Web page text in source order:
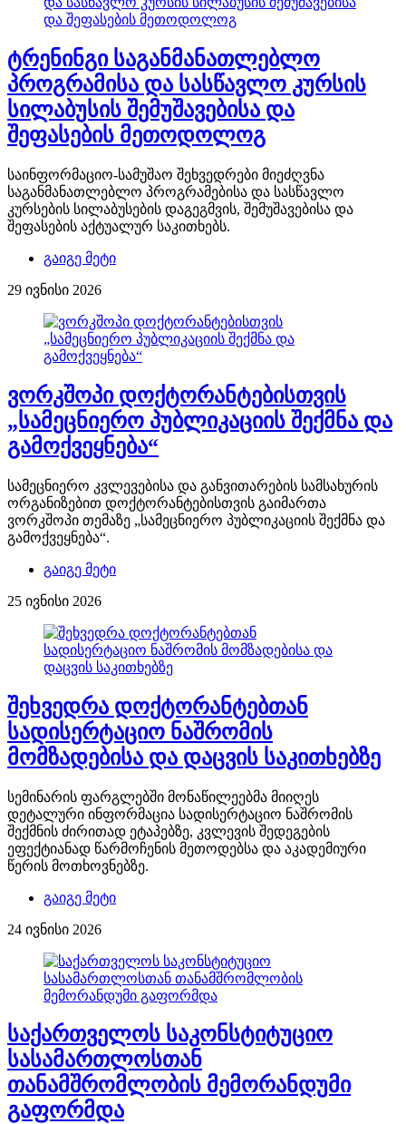
ტრენინგი საგანმანათლებლო
პროგრამისა და სასწავლო კურსის
სილაბუსის შემუშავებისა და
შეფასების მეთოდოლოგ
საინფორმაციო-სამუშაო შეხვედრები მიეძღვნა
საგანმანათლებლო პროგრამებისა და სასწავლო
კურსების სილაბუსების დაგეგმვის, შემუშავებისა და
შეფასების აქტუალურ საკითხებს.
გაიგე მეტი
29 ივნისი 2026
ვორკშოპი დოქტორანტებისთვის
„სამეცნიერო პუბლიკაციის შექმნა და
გამოქვეყნება“
სამეცნიერო კვლევებისა და განვითარების სამსახურის
ორგანიზებით დოქტორანტებისთვის გაიმართა
ვორკშოპი თემაზე „სამეცნიერო პუბლიკაციის შექმნა და
გამოქვეყნება“.
გაიგე მეტი
25 ივნისი 2026
შეხვედრა დოქტორანტებთან
სადისერტაციო ნაშრომის
მომზადებისა და დაცვის საკითხებზე
სემინარის ფარგლებში მონაწილეებმა მიიღეს
დეტალური ინფორმაცია სადისერტაციო ნაშრომის
შექმნის ძირითად ეტაპებზე, კვლევის შედეგების
ეფექტიანად წარმოჩენის მეთოდებსა და აკადემიური
წერის მოთხოვნებზე.
გაიგე მეტი
24 ივნისი 2026
საქართველოს საკონსტიტუციო
სასამართლოსთან
თანამშრომლობის მემორანდუმი
გაფორმდა